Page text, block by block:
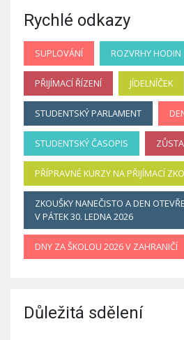
Rychlé odkazy
SUPLOVÁNÍ ROZVRHY HODIN
PŘIJÍMACÍ ŘÍZENÍ JÍDELNÍČEK
STUDENTSKÝ PARLAMENT
STUDENTSKÝ ČASOPIS
PŘÍPRAVNÉ KURZY NA PŘIJÍMACÍ
ZKOUŠKY NANEČISTO A DEN
V PÁTEK 30. LEDNA 2026
DNY ZA ŠKOLOU 2026 V ZAHRANIČÍ
Důležitá sdělení